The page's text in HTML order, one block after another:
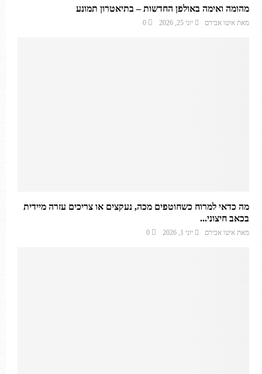
מהומה ואימה באולפן החדשות – בתיאטרון תמונע
מאת איטו אבירם יוני 25, 2026 0
מה כדאי למרוח כשחוטפים מכה, נעקצים או צריכים עזרה מיידית
בכאב חיצוני...
מאת איטו אבירם יוני 1, 2026 0